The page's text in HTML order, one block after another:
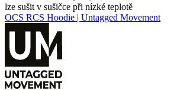
lze sušit v sušičce při nízké teplotě
OCS RCS Hoodie | Untagged Movement